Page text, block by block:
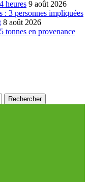
heures 9 août 2026
: 3 personnes impliquées
8 août 2026
tonnes en provenance